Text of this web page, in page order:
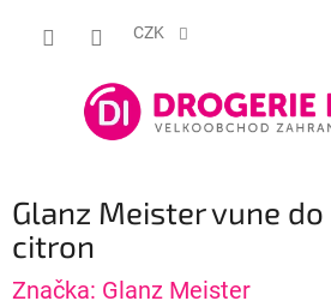
CZK
Glanz Meister vune
citron
Značka: Glanz Meister